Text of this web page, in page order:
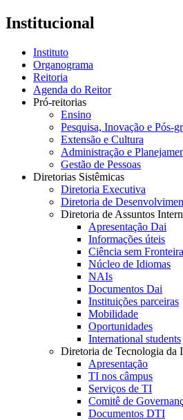
Institucional
Instituto
Organograma
Reitoria
Agenda do Reitor
Pró-reitorias
Ensino
Pesquisa, Inovação e Pós-
Extensão e Cultura
Administração e
Gestão de Pessoas
Diretorias Sistêmicas
Diretoria Executiva
Diretoria de
Diretoria de Assuntos
Apresentação Dai
Informações úteis
Ciência sem
Núcleo de Idiomas
NAIs
Documentos Dai
Instituições parceiras
Mobilidade
Oportunidades
International students
Diretoria de Tecnologia da
Apresentação
TI nos câmpus
Serviços de TI
Comitê de
Documentos DTI